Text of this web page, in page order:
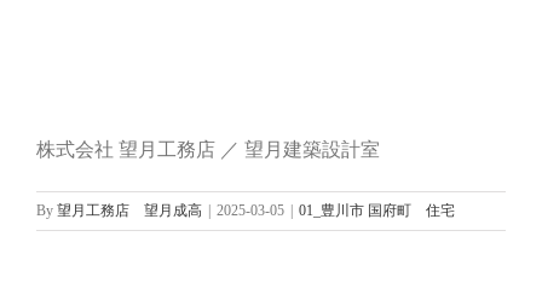
株式会社 望月工務店 ／ 望月建築設計室
By 望月工務店 望月成高 2025-03-05 01_豊川市 国府町 住宅